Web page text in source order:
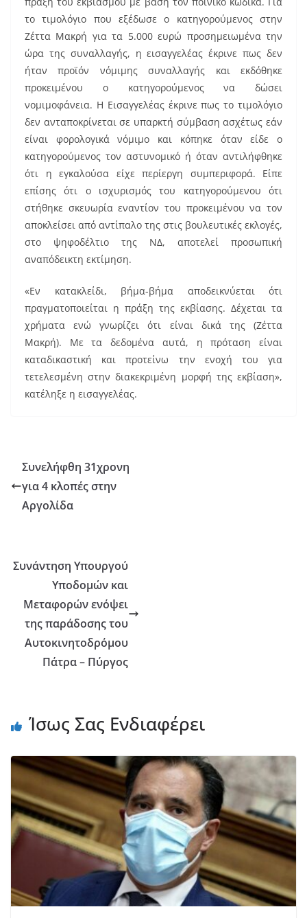
το τιμολόγιο που εξέδωσε ο κατηγορούμενος στην
Ζέττα Μακρή για τα 5.000 ευρώ προσημειωμένα την
ώρα της συναλλαγής, η εισαγγελέας έκρινε πως δεν
ήταν προϊόν νόμιμης συναλλαγής και εκδόθηκε
προκειμένου ο κατηγορούμενος να δώσει
νομιμοφάνεια. Η Εισαγγελέας έκρινε πως το τιμολόγιο
δεν ανταποκρίνεται σε υπαρκτή σύμβαση ασχέτως εάν
είναι φορολογικά νόμιμο και κόπηκε όταν είδε ο
κατηγορούμενος τον αστυνομικό ή όταν αντιλήφθηκε
ότι η εγκαλούσα είχε περίεργη συμπεριφορά. Είπε
επίσης ότι ο ισχυρισμός του κατηγορούμενου ότι
στήθηκε σκευωρία εναντίον του προκειμένου να τον
αποκλείσει από αντίπαλο της στις βουλευτικές εκλογές,
στο ψηφοδέλτιο της ΝΔ, αποτελεί προσωπική
αναπόδεικτη εκτίμηση.
«Εν κατακλείδι, βήμα-βήμα αποδεικνύεται ότι
πραγματοποιείται η πράξη της εκβίασης. Δέχεται τα
χρήματα ενώ γνωρίζει ότι είναι δικά της (Ζέττα
Μακρή). Με τα δεδομένα αυτά, η πρόταση είναι
καταδικαστική και προτείνω την ενοχή του για
τετελεσμένη στην διακεκριμένη μορφή της εκβίαση»,
κατέληξε η εισαγγελέας.
Συνελήφθη 31χρονη
για 4 κλοπές στην
Αργολίδα
Συνάντηση Υπουργού
Υποδομών και
Μεταφορών ενόψει
της παράδοσης του
Αυτοκινητοδρόμου
Πάτρα – Πύργος
Ίσως Σας Ενδιαφέρει